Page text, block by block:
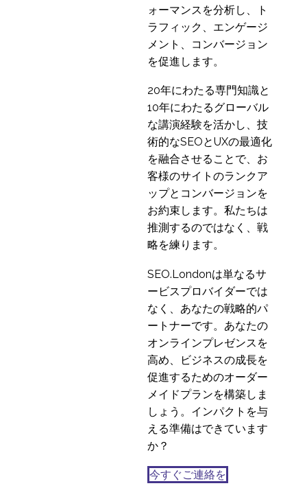
どの企業も、アメリカ
市場に参入したいと考
えているはずです。ア
メリカ市場は、金額ベ
ースでは依然として世
界最大の市場であり、
参入できる企業には大
きな可能性がありま
国際的なUXリサーチ戦
1
ォーマンスを分析し、ト
ラフィック、エンゲージ
メント、コンバージョン
を促進します。
20年にわたる専門知識と
10年にわたるグローバル
な講演経験を活かし、技
術的なSEOとUXの最適化
を融合させることで、お
客様のサイトのランクア
ップとコンバージョンを
お約束します。私たちは
推測するのではなく、戦
略を練ります。
SEO.Londonは単なるサ
ービスプロバイダーでは
なく、あなたの戦略的パ
ートナーです。あなたの
オンラインプレゼンスを
高め、ビジネスの成長を
促進するためのオーダー
メイドプランを構築しま
しょう。インパクトを与
える準備はできています
か？
今すぐご連絡を